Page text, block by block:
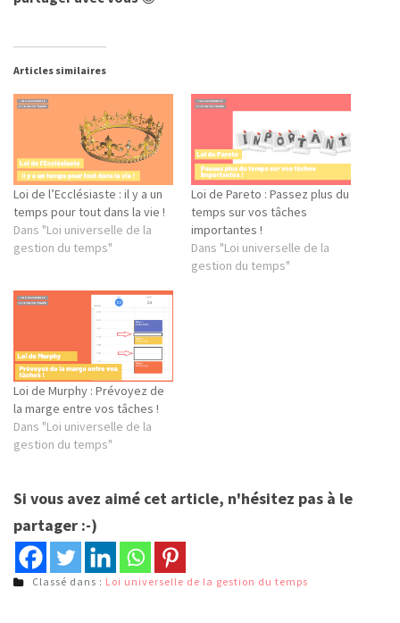
Articles similaires
Loi de l’Ecclésiaste : il y a un
temps pour tout dans la vie !
Dans "Loi universelle de la
gestion du temps"
Loi de Pareto : Passez plus du
temps sur vos tâches
importantes !
Dans "Loi universelle de la
gestion du temps"
Loi de Murphy : Prévoyez de
la marge entre vos tâches !
Dans "Loi universelle de la
gestion du temps"
Si vous avez aimé cet article, n'hésitez pas à le
partager :-)
Classé dans : Loi universelle de la gestion du temps